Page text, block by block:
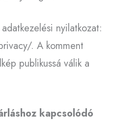
nyilatkozat:
. A komment
publikussá válik a
kapcsolódó